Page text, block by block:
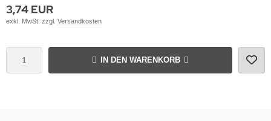
3,74 EUR
exkl. MwSt. zzgl. Versandkosten
IN DEN WARENKORB